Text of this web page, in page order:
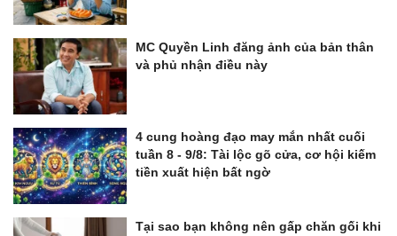
MC Quyền Linh đăng ảnh của bản thân
và phủ nhận điều này
4 cung hoàng đạo may mắn nhất cuối
tuần 8 - 9/8: Tài lộc gõ cửa, cơ hội kiếm
tiền xuất hiện bất ngờ
Tại sao bạn không nên gấp chăn gối khi